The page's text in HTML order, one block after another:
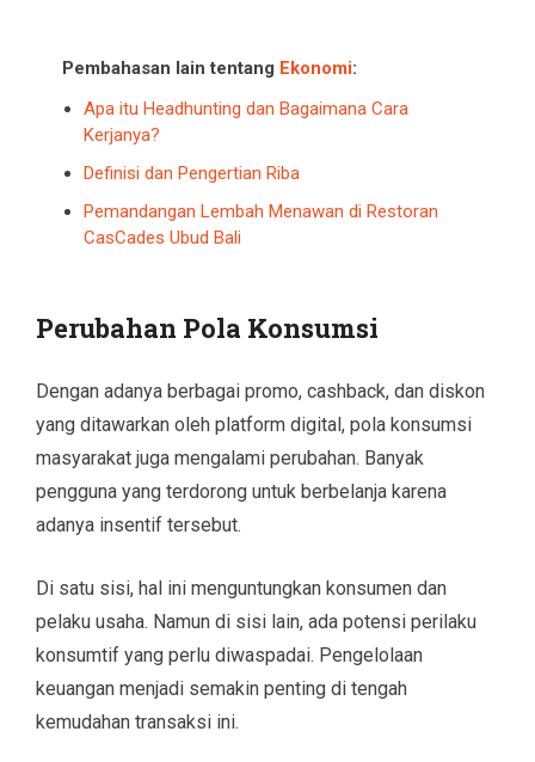
Pembahasan lain tentang Ekonomi:
Apa itu Headhunting dan Bagaimana Cara
Kerjanya?
Definisi dan Pengertian Riba
Pemandangan Lembah Menawan di Restoran
CasCades Ubud Bali
Perubahan Pola Konsumsi
Dengan adanya berbagai promo, cashback, dan diskon
yang ditawarkan oleh platform digital, pola konsumsi
masyarakat juga mengalami perubahan. Banyak
pengguna yang terdorong untuk berbelanja karena
adanya insentif tersebut.
Di satu sisi, hal ini menguntungkan konsumen dan
pelaku usaha. Namun di sisi lain, ada potensi perilaku
konsumtif yang perlu diwaspadai. Pengelolaan
keuangan menjadi semakin penting di tengah
kemudahan transaksi ini.